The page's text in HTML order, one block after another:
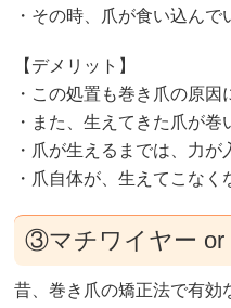
・その時、爪が食い込んで
【デメリット】
・この処置も巻き爪の原因
・また、生えてきた爪が巻
・爪が生えるまでは、力が
・爪自体が、生えてこなく
③マチワイヤー or
昔、巻き爪の矯正法で有効